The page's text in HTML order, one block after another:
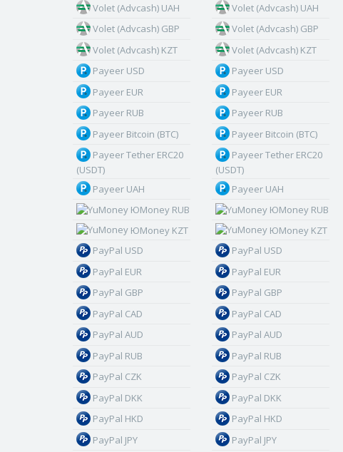
Volet (Advcash) UAH
Volet (Advcash) GBP
Volet (Advcash) KZT
Payeer USD
Payeer EUR
Payeer RUB
Payeer Bitcoin (BTC)
Payeer Tether ERC20
(USDT)
Payeer UAH
ЮMoney RUB
ЮMoney KZT
PayPal USD
PayPal EUR
PayPal GBP
PayPal CAD
PayPal AUD
PayPal RUB
PayPal CZK
PayPal DKK
PayPal HKD
PayPal JPY
Volet (Advcash) UAH
Volet (Advcash) GBP
Volet (Advcash) KZT
Payeer USD
Payeer EUR
Payeer RUB
Payeer Bitcoin (BTC)
Payeer Tether ERC20
(USDT)
Payeer UAH
ЮMoney RUB
ЮMoney KZT
PayPal USD
PayPal EUR
PayPal GBP
PayPal CAD
PayPal AUD
PayPal RUB
PayPal CZK
PayPal DKK
PayPal HKD
PayPal JPY